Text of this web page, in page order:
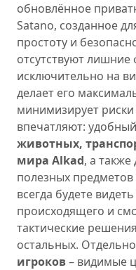
обновлённое
Satano, созданное
простоту и
отсутствуют лишние
исключительно на
делает его
минимизирует
впечатляют: удобный
животных,
мира Alkad, а
полезных предметов
всегда будете
происходящего и
тактические
остальных.
игроков– видимые